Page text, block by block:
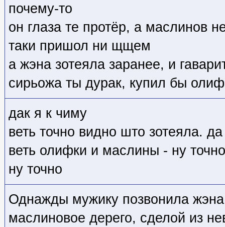
почему-то
он глаза те протёр, а маслинов
таки пришол ни щщем
а жэна зотеяла заранее, и
сирьожа ты дурак, купил бы
дак я к чиму
веть точно видно што зотеяла. да
веть олифки и маслины - ну
ну точно
Однажды мужику позвонила жэна
маслиновое дерего, сделой из